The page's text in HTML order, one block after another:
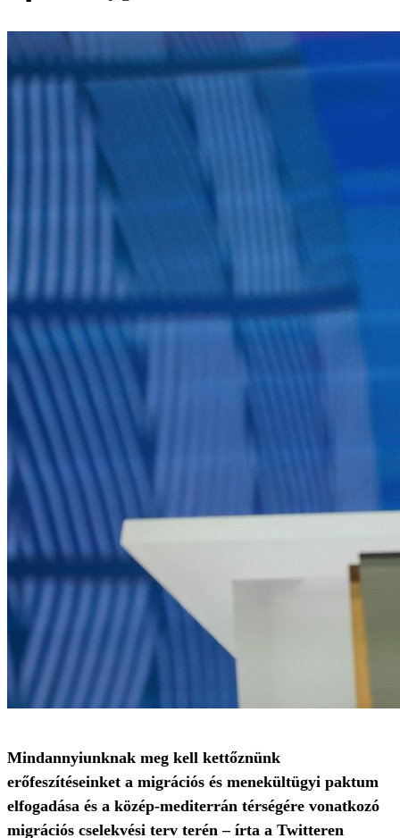
Mindannyiunknak meg kell kettőznünk
erőfeszítéseinket a migrációs és menekültügyi paktum
elfogadása és a közép-mediterrán térségére vonatkozó
migrációs cselekvési terv terén – írta a Twitteren